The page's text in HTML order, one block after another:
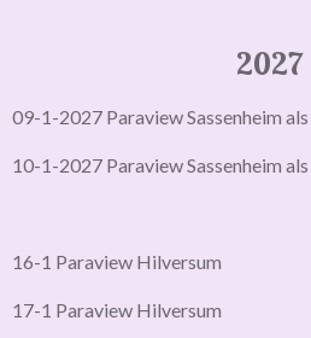
2027
09-1-2027 Paraview Sassenheim
10-1-2027 Paraview Sassenheim
16-1 Paraview Hilversum
17-1 Paraview Hilversum